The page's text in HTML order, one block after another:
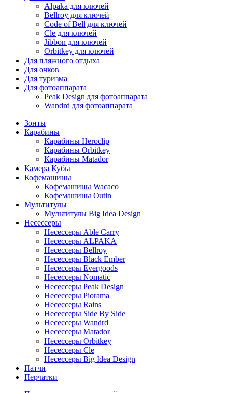
Alpaka для ключей
Bellroy для ключей
Code of Bell для ключей
Cle для ключей
Jibbon для ключей
Orbitkey для ключей
Для пляжного отдыха
Для очков
Для туризма
Для фотоаппарата
Peak Design для фотоаппарата
Wandrd для фотоаппарата
Зонты
Карабины
Карабины Heroclip
Карабины Orbitkey
Карабины Matador
Камера Кубы
Кофемашины
Кофемашины Wacaco
Кофемашины Outin
Мультитулы
Мультитулы Big Idea Design
Несессеры
Несессеры Able Carry
Несессеры ALPAKA
Несессеры Bellroy
Несессеры Black Ember
Несессеры Evergoods
Несессеры Nomatic
Несессеры Peak Design
Несессеры Piorama
Несессеры Rains
Несессеры Side By Side
Несессеры Wandrd
Несессеры Matador
Несессеры Orbitkey
Несессеры Cle
Несессеры Big Idea Design
Патчи
Перчатки